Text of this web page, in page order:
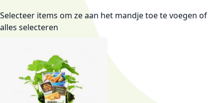
Selecteer items om ze aan het mandje toe te voegen of
alles selecteren